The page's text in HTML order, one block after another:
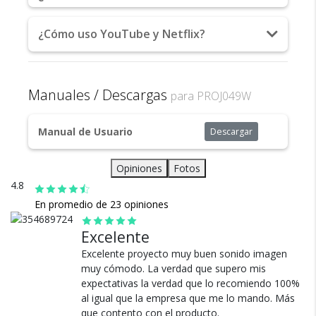
Audio formatos: AAC / MP2 / MP3 / PCM / FLAC /
WMA
Conexión Bluetooth
Audio: Estéreo.
Garantía de 1 Año
¿Cómo uso YouTube y Netflix?
Manuales / Descargas para PROJ049W
Manual de Usuario Descargar
Opiniones
Fotos
4.8
En promedio de 23 opiniones
Excelente
Excelente proyecto muy buen sonido imagen
muy cómodo. La verdad que supero mis
expectativas la verdad que lo recomiendo 100%
al igual que la empresa que me lo mando. Más
que contento con el producto.
Envío
Asegurado
Cambios y Devoluciones
Te damos 30 días de prueba.
Si no es lo que esperabas, te devolvemos tu
dinero.